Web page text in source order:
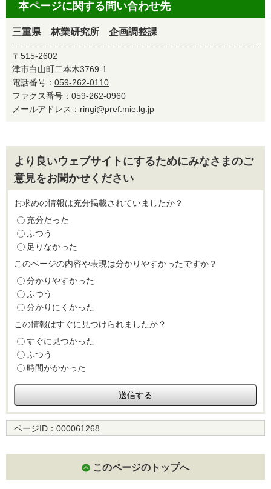
本ページに関する問い合わせ先
三重県 林業研究所 企画調整課
〒515-2602
津市白山町二本木3769-1
電話番号： 059-262-0110
ファクス番号：059-262-0960
メールアドレス： ringi@pref.mie.lg.jp
より良いウェブサイトにするためにみなさまのご
意見をお聞かせください
お求めの情報は充分掲載されていましたか？
充分だった
ふつう
足りなかった
このページの内容や表現は分かりやすかったですか？
分かりやすかった
ふつう
分かりにくかった
この情報はすぐに見つけられましたか？
すぐに見つかった
ふつう
時間がかかった
ページID： 000061268
このページのトップへ